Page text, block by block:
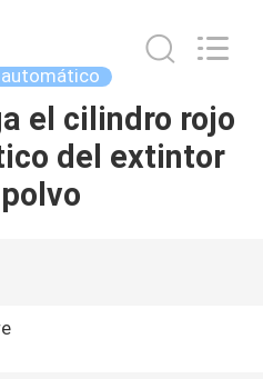
el cilindro rojo
del extintor